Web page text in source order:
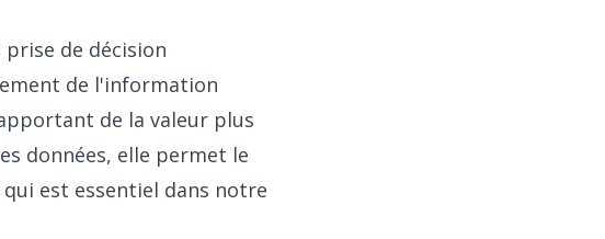
de décision
de l'information
de la valeur plus
données, elle permet le
est essentiel dans notre